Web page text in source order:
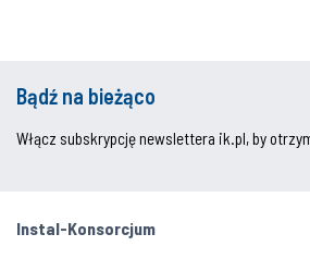
Bądź na bieżąco
Włącz subskrypcję newslettera ik.pl, by
Instal-Konsorcjum